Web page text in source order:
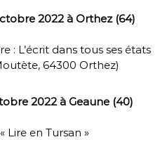
2022 à Orthez (64)
: L’écrit dans tous ses états
64300 Orthez)
2022 à Geaune (40)
Lire en Tursan »